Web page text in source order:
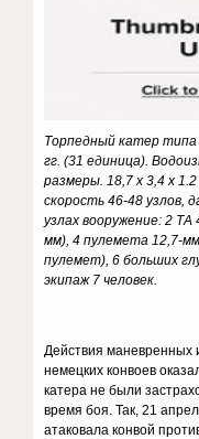
Торпедный катер
гг. (31 единица).
размеры. 18,7 х 3,4 х
скорость 46-48 узлов,
узлах вооружение: 2
мм), 4 пулемета 12,7-
пулемет), 6 больших
экипаж 7 человек.
Действия маневренных
немецких конвоев
катера не были
время боя. Так, 21
атаковала конвой